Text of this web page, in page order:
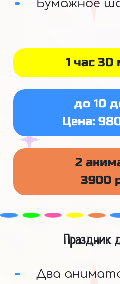
1 час 30
до 10
Цена:
2
3900
Бумажное
Праздник
Два